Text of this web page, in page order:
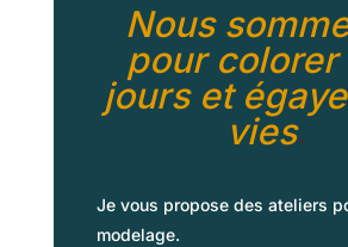
Nous
pour colorer
jours et
vies.
Je vous propose des ateliers
modelage.